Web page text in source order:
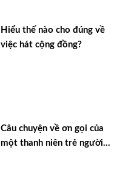
Hiểu thế nào cho đúng về
việc hát cộng đồng?
Câu chuyện về ơn gọi của
một thanh niên trẻ người